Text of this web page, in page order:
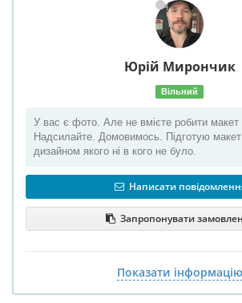
Юрій Мирончик
Вільний
У вас є фото. Але не вмієте робити макет
Надсилайте. Домовимось. Підготую
дизайном якого ні в кого не було.
Написати
Запропонувати
Показати інформацію